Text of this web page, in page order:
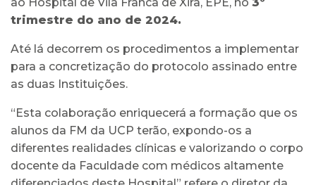
trimestre do ano de 2024.
Até lá decorrem os procedimentos a implementar
para a concretização do protocolo assinado entre
as duas Instituições.
“Esta colaboração enriquecerá a formação que os
alunos da FM da UCP terão, expondo-os a
diferentes realidades clínicas e valorizando o corpo
docente da Faculdade com médicos altamente